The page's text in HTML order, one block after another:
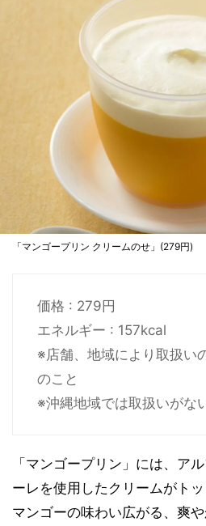
「マンゴープリン クリームのせ」(279円)
価格 : 279円
エネルギー : 157kcal
※店舗、地域により取扱い
のこと
※沖縄地域では取扱いがな
「マンゴープリン」には、ア
ーレを使用したクリームがトッ
マンゴーの味わい広がる、爽